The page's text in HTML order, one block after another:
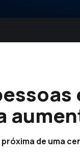
de uma